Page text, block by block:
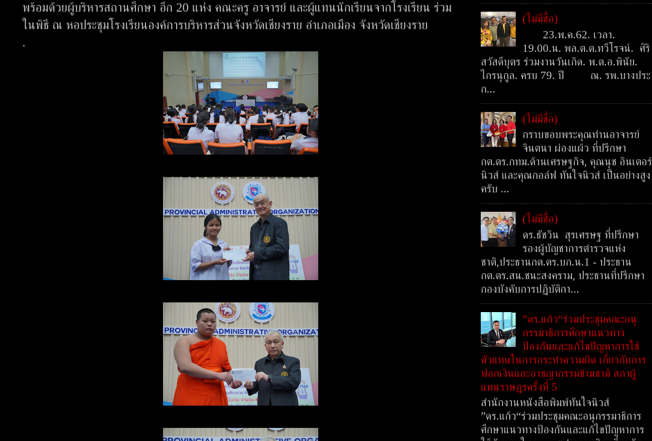
พร้อมด้วยผู้บริหารสถานศึกษา อีก 20 แห่ง คณะครู อาจารย์ และผู้แทนนักเรียนจากโรงเรียน ร่วม
ในพิธี ณ หอประชุมโรงเรียนองค์การบริหารส่วนจังหวัดเชียงราย อำเภอเมือง จังหวัดเชียงราย
.
(ไม่มีชื่อ)
23.พ.ค.62. เวลา.
19.00.น. พล.ต.ต.ทวีโรจน์. ศิริ
สวัสดีบุตร ร่วมงานวันเกิด. พ.ต.อ.พินัย.
ไกรนุกูล. ครบ 79. ปี ณ. รพ.บางประ
ก...
(ไม่มีชื่อ)
กราบขอบพระคุณท่านอาจารย์
จินตนา ผ่องแผ้ว ที่ปรึกษา
กต.ตร.กทม.ด้านเศรษฐกิจ, คุณนุช อินเตอร์
นิวส์ และคุณกอล์ฟ ทันใจนิวส์ เป็นอย่างสูง
ครับ ...
(ไม่มีชื่อ)
ดร.ธัชวิน สุรเศรษฐ ที่ปรึกษา
รองผู้บัญชาการตำรวจแห่ง
ชาติ,ประธานกต.ตร.บก.น.1 - ประธาน
กต.ตร.สน.ชนะสงคราม, ประธานที่ปรึกษา
กองบังคับการปฏิบัติกา...
”ดร.แก้ว“ร่วมประชุมคณะอนุ
กรรมาธิการศึกษาแนวทาง
ป้องกันและแก้ไขปัญหาการใช้
ตัวแทนในการกระทำความผิด เกี่ยวกับการ
ฟอกเงินและอาชญากรรมข้ามชาติ สภาผู้
แทนราษฎรครั้งที่ 5
สำนักงานหนังสือพิมพ์ทันใจนิวส์
”ดร.แก้ว“ร่วมประชุมคณะอนุกรรมาธิการ
ศึกษาแนวทางป้องกันและแก้ไขปัญหาการ